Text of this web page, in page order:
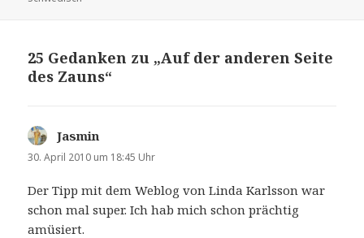
25 Gedanken zu „Auf der anderen Seite
des Zauns“
Jasmin
30. April 2010 um 18:45 Uhr
Der Tipp mit dem Weblog von Linda Karlsson war
schon mal super. Ich hab mich schon prächtig
amüsiert.